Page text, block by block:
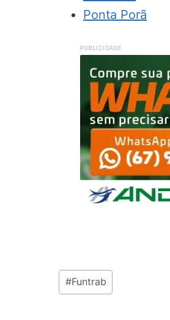
Ponta Porã
PUBLICIDADE
Tags
do
#Funtrab